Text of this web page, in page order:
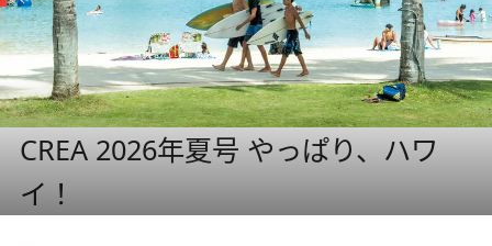
CREA 2026年夏号 やっぱり、ハワ
イ！